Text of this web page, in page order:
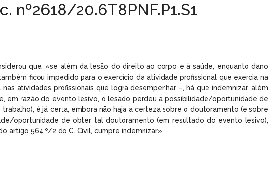
nº2618/20.6T8PNF.P1.S1
que, «se além da lesão do direito ao corpo e à saúde, enquanto dano
ficou impedido para o exercício da atividade profissional que exercia na
atividades profissionais que logra desempenhar –, há que indemnizar, além
em razão do evento lesivo, o lesado perdeu a possibilidade/oportunidade de
é já certa, embora não haja a certeza sobre o doutoramento (e sobre
oportunidade de obter tal doutoramento (em resultado do evento lesivo),
artigo 564.º/2 do C. Civil, cumpre indemnizar».